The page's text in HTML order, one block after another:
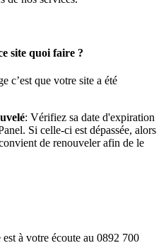
site quoi faire ?
c’est que votre site a été
: Vérifiez sa date d'expiration
Si celle-ci est dépassée, alors
de renouveler afin de le
à votre écoute au 0892 700